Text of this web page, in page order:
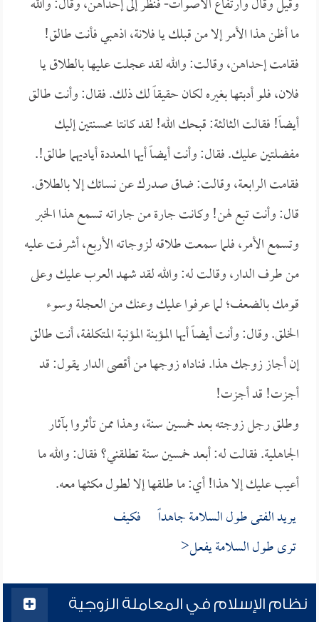
ما أظن هذا الأمر إلا من قبلك يا فلانة، اذهبي فأنت طالق!
فقامت إحداهن، وقالت: والله لقد عجلت عليها بالطلاق يا
فلان، فلو أدبتها بغيره لكان حقيقاً لك ذلك. فقال: وأنت طالق
أيضاً! فقالت الثالثة: قبحك الله! لقد كانتا محسنتين إليك
مفضلتين عليك. فقال: وأنت أيضاً أيها المعددة أياديهما طالق!.
فقامت الرابعة، وقالت: ضاق صدرك عن نسائك إلا بالطلاق.
قال: وأنت تبع لهن! وكانت جارة من جاراته تسمع هذا الخبر
وتسمع الأمر، فلما سمعت طلاقه لزوجاته الأربع، أشرفت عليه
من طرف الدار، وقالت له: والله لقد شهد العرب عليك وعلى
قومك بالضعف؛ لما عرفوا عليك وعنك من العجلة وسوء
الخلق. وقال: وأنت أيضاً أيها المؤبنة المؤنبة المتكلفة، أنت طالق
إن أجاز زوجك هذا. فناداه زوجها من أقصى الدار يقول: قد
أجزت! قد أجزت!
وطلق رجل زوجته بعد خمسين سنة، وهذا ممن تأثروا بآثار
الجاهلية. فقالت له: أبعد خمسين سنة تطلقني؟ فقال: والله ما
أعيب عليك إلا هذا! أي: ما طلقها إلا لطول مكثها معه.
يريد الفتى طول السلامة جاهداً فكيف
ترى طول السلامة يفعل<
نظام الإسلام في المعاملة الزوجية